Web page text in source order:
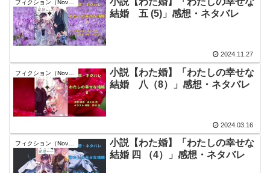
結婚 五 (5)」感想・ネタバレ
2024.11.27
小説【わた婚】「わたしの幸せな
結婚 八（8）」感想・ネタバレ
2024.03.16
フィクション（Novel）
小説【わた婚】「わたしの幸せな
結婚 四 （4）」感想・ネタバレ